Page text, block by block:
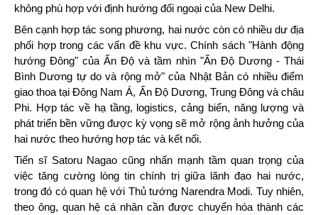
không phù hợp với định hướng đối ngoại của New Delhi.
Bên cạnh hợp tác song phương, hai nước còn có nhiều dư địa
phối hợp trong các vấn đề khu vực. Chính sách "Hành động
hướng Đông" của Ấn Độ và tầm nhìn "Ấn Độ Dương - Thái
Bình Dương tự do và rộng mở" của Nhật Bản có nhiều điểm
giao thoa tại Đông Nam Á, Ấn Độ Dương, Trung Đông và châu
Phi. Hợp tác về hạ tầng, logistics, cảng biển, năng lượng và
phát triển bền vững được kỳ vọng sẽ mở rộng ảnh hưởng của
hai nước theo hướng hợp tác và kết nối.
Tiến sĩ Satoru Nagao cũng nhấn mạnh tầm quan trọng của
việc tăng cường lòng tin chính trị giữa lãnh đạo hai nước,
trong đó có quan hệ với Thủ tướng Narendra Modi. Tuy nhiên,
theo ông, quan hệ cá nhân cần được chuyển hóa thành các